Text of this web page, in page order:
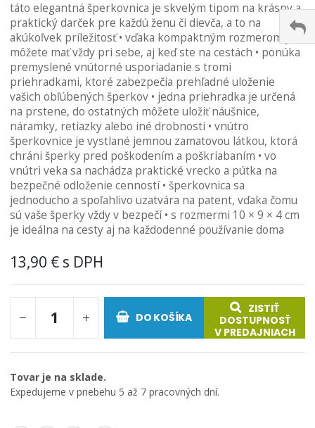
na
začiatok
galérie
obrázkov
táto elegantná šperkovnica je skvelým tipom na krásny a
praktický darček pre každú ženu či dievča, a to na
akúkoľvek príležitosť • vďaka kompaktným rozmerom ju
môžete mať vždy pri sebe, aj keď ste na cestách • ponúka
premyslené vnútorné usporiadanie s tromi
priehradkami, ktoré zabezpečia prehľadné uloženie
vašich obľúbených šperkov • jedna priehradka je určená
na prstene, do ostatných môžete uložiť náušnice,
náramky, retiazky alebo iné drobnosti • vnútro
šperkovnice je vystlané jemnou zamatovou látkou, ktorá
chráni šperky pred poškodením a poškriabaním • vo
vnútri veka sa nachádza praktické vrecko a pútka na
bezpečné odloženie cenností • šperkovnica sa
jednoducho a spoľahlivo uzatvára na patent, vďaka čomu
sú vaše šperky vždy v bezpečí • s rozmermi 10 × 9 × 4 cm
je ideálna na cesty aj na každodenné používanie doma
13,90 €
DO KOŠÍKA
ZISTIŤ
DOSTUPNOSŤ
V PREDAJNIACH
Tovar je na sklade.
Expedujeme v priebehu 5 až 7 pracovných dní.